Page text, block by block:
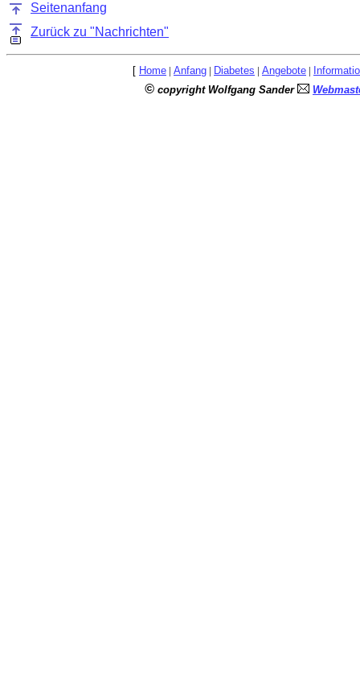
Seitenanfang
Zurück zu "Nachrichten"
[ Home | Anfang | Diabetes | Angebote |
© copyright Wolfgang Sander